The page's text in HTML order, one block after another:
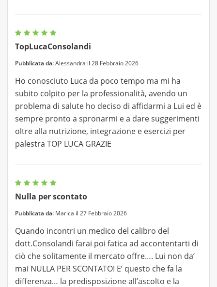
TopLucaConsolandi
Pubblicata da:Alessandra il 28 Febbraio 2026
Ho conosciuto Luca da poco tempo ma mi ha
subito colpito per la professionalità, avendo un
problema di salute ho deciso di affidarmi a Lui ed è
sempre pronto a spronarmi e a dare suggerimenti
oltre alla nutrizione, integrazione e esercizi per
palestra TOP LUCA GRAZIE
Nulla per scontato
Pubblicata da: Marica il 27 Febbraio 2026
Quando incontri un medico del calibro del
dott.Consolandi farai poi fatica ad accontentarti di
ciò che solitamente il mercato offre…. Lui non da’
mai NULLA PER SCONTATO! E’ questo che fa la
differenza… la predisposizione all’ascolto e la